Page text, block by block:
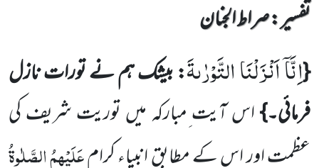
تفسیر : ‎صراط الجنان
{اِنَّاۤ اَنْزَلْنَا التَّوْرٰىةَ: بیشک ہم نے تورات نازل
فرمائی۔}اس آیت ِمبارکہ میں توریت شریف کی
عظمت اور اس کے مطابق انبیاءِ کرامعَلَیْہِمُ الصَّلٰوۃُ